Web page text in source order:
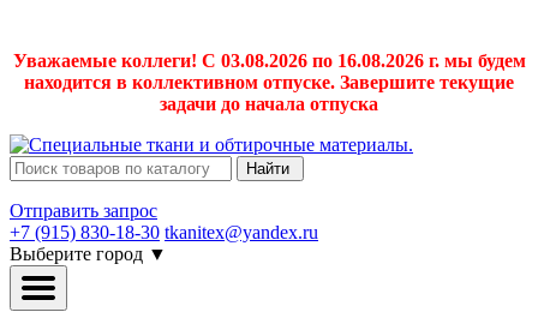
Уважаемые коллеги! С 03.08.2026 по 16.08.2026 г. мы будем
находится в коллективном отпуске. Завершите текущие
задачи до начала отпуска
Найти
Отправить запрос
+7 (915) 830-18-30 tkanitex@yandex.ru
Выберите город ▼